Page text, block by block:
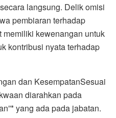
langsung. Delik omisi
pembiaran terhadap
kewenangan untuk
kontribusi nyata terhadap
dan KesempatanSesuai
diarahkan pada
yang ada pada jabatan.